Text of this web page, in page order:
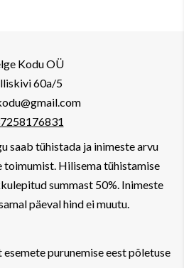
Kodu OÜ
60a/5
saab tühistada ja inimeste arvu
toimumist. Hilisema tühistamise
summast 50%. Inimeste
päeval hind ei muutu.
purunemise eest põletuse